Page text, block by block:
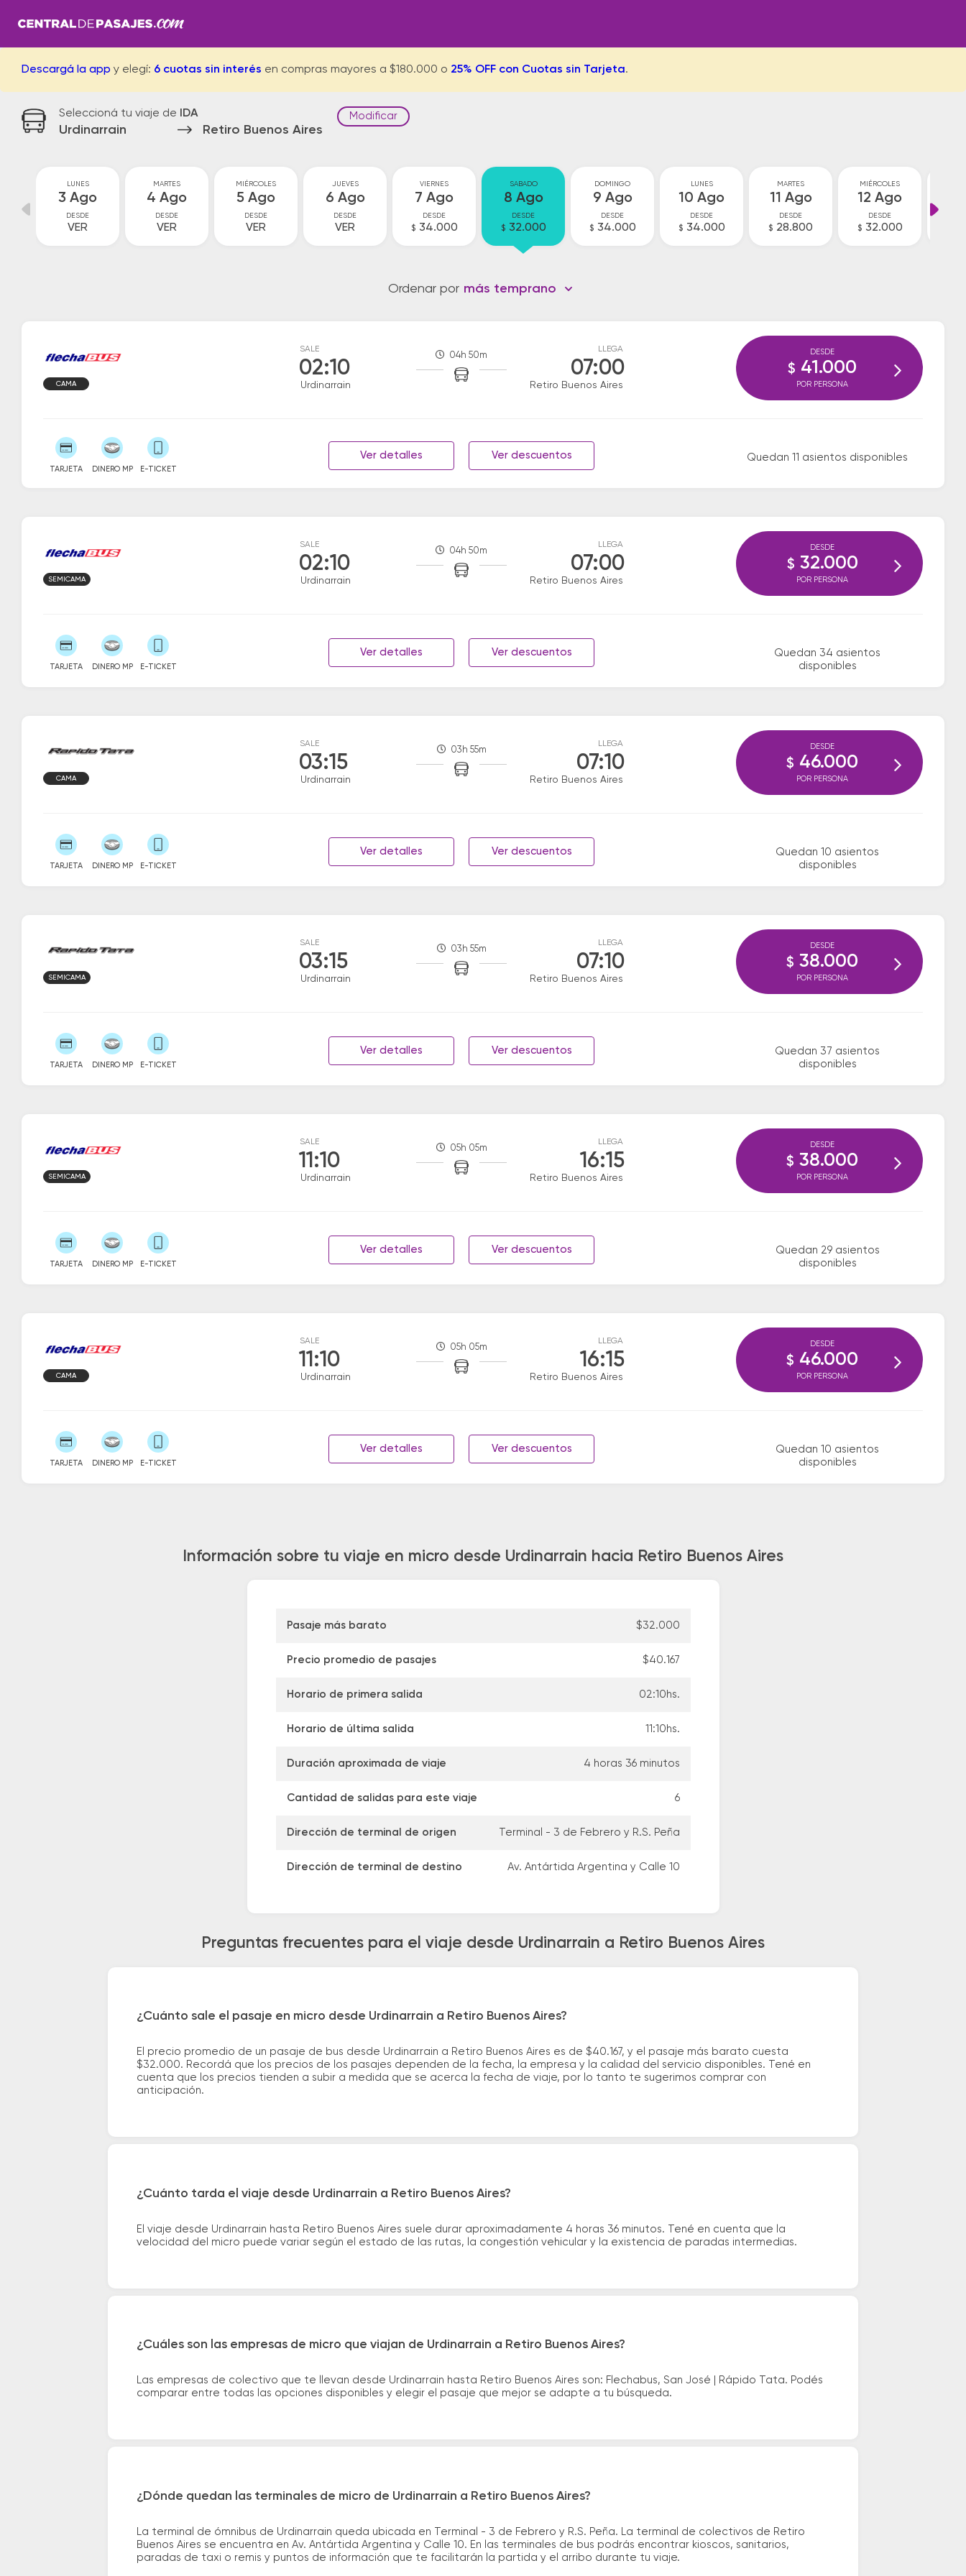
Descargá la app y elegí: 6 cuotas sin interés en compras mayores a $180.000 o 25% OFF con Cuotas sin Tarjeta.
Seleccioná tu viaje de IDA
Urdinarrain Retiro Buenos Aires
Modificar
LUNES
3 Ago
DESDE
VER
MARTES
4 Ago
DESDE
VER
MIÉRCOLES
5 Ago
DESDE
VER
JUEVES
6 Ago
DESDE
VER
VIERNES
7 Ago
DESDE
$ 34.000
SABADO
8 Ago
DESDE
$ 32.000
DOMINGO
9 Ago
DESDE
$ 34.000
LUNES
10 Ago
DESDE
$ 34.000
MARTES
11 Ago
DESDE
$ 28.800
MIÉRCOLES
12 Ago
DESDE
$ 32.000
Ordenar por más temprano
SALE
02:10
Urdinarrain
04h 50m
LLEGA
07:00
Retiro Buenos Aires
CAMA
TARJETA DINERO MP E-TICKET
Ver detalles Ver descuentos Quedan 11 asientos disponibles
DESDE
$ 41.000
POR PERSONA
SALE
02:10
Urdinarrain
04h 50m
LLEGA
07:00
Retiro Buenos Aires
SEMICAMA
TARJETA DINERO MP E-TICKET
Ver detalles Ver descuentos
Quedan 34 asientos
disponibles
DESDE
$ 32.000
POR PERSONA
SALE
03:15
Urdinarrain
03h 55m
LLEGA
07:10
Retiro Buenos Aires
CAMA
TARJETA DINERO MP E-TICKET
Ver detalles Ver descuentos
Quedan 10 asientos
disponibles
DESDE
$ 46.000
POR PERSONA
SALE
03:15
Urdinarrain
03h 55m
LLEGA
07:10
Retiro Buenos Aires
SEMICAMA
TARJETA DINERO MP E-TICKET
Ver detalles Ver descuentos
Quedan 37 asientos
disponibles
DESDE
$ 38.000
POR PERSONA
SALE
11:10
Urdinarrain
05h 05m
LLEGA
16:15
Retiro Buenos Aires
SEMICAMA
TARJETA DINERO MP E-TICKET
Ver detalles Ver descuentos
Quedan 29 asientos
disponibles
DESDE
$ 38.000
POR PERSONA
SALE
11:10
Urdinarrain
05h 05m
LLEGA
16:15
Retiro Buenos Aires
CAMA
TARJETA DINERO MP E-TICKET
Ver detalles Ver descuentos
Quedan 10 asientos
disponibles
DESDE
$ 46.000
POR PERSONA
Información sobre tu viaje en micro desde Urdinarrain hacia Retiro Buenos Aires
Pasaje más barato $32.000
Precio promedio de pasajes $40.167
Horario de primera salida 02:10hs.
Horario de última salida 11:10hs.
Duración aproximada de viaje 4 horas 36 minutos
Cantidad de salidas para este viaje 6
Dirección de terminal de origen Terminal - 3 de Febrero y R.S. Peña
Dirección de terminal de destino Av. Antártida Argentina y Calle 10
Preguntas frecuentes para el viaje desde Urdinarrain a Retiro Buenos Aires
¿Cuánto sale el pasaje en micro desde Urdinarrain a Retiro Buenos Aires?
El precio promedio de un pasaje de bus desde Urdinarrain a Retiro Buenos Aires es de $40.167, y el pasaje más barato cuesta
$32.000. Recordá que los precios de los pasajes dependen de la fecha, la empresa y la calidad del servicio disponibles. Tené en
cuenta que los precios tienden a subir a medida que se acerca la fecha de viaje, por lo tanto te sugerimos comprar con
anticipación.
¿Cuánto tarda el viaje desde Urdinarrain a Retiro Buenos Aires?
El viaje desde Urdinarrain hasta Retiro Buenos Aires suele durar aproximadamente 4 horas 36 minutos. Tené en cuenta que la
velocidad del micro puede variar según el estado de las rutas, la congestión vehicular y la existencia de paradas intermedias.
¿Cuáles son las empresas de micro que viajan de Urdinarrain a Retiro Buenos Aires?
Las empresas de colectivo que te llevan desde Urdinarrain hasta Retiro Buenos Aires son: Flechabus, San José | Rápido Tata. Podés
comparar entre todas las opciones disponibles y elegir el pasaje que mejor se adapte a tu búsqueda.
¿Dónde quedan las terminales de micro de Urdinarrain a Retiro Buenos Aires?
La terminal de ómnibus de Urdinarrain queda ubicada en Terminal - 3 de Febrero y R.S. Peña. La terminal de colectivos de Retiro
Buenos Aires se encuentra en Av. Antártida Argentina y Calle 10. En las terminales de bus podrás encontrar kioscos, sanitarios,
paradas de taxi o remis y puntos de información que te facilitarán la partida y el arribo durante tu viaje.